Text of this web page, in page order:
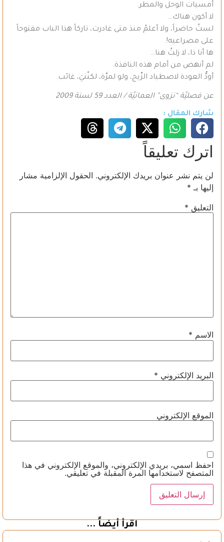
أمسيات الوحل والمطر.
لا أكون هناك…
لستُ حاضراً، ولا أعلمُ منذ متى غادرت، تاركاً هذا الباب مفتوحاً
على مصراعيه!.
ها أنا ذا، لا زلتُ هنا…
لم أنهض من أمام هذه النافذة.
أودُّ العودة لاصطياد الرِّيح، ولو لمرَّة، لكنّنيَ، غائب.
عن فصليَّة “نزوى” العمانيَّة / العدد 59 لسنة 2009
شارك المقال :
اترك تعليقاً
لن يتم نشر عنوان بريدك الإلكتروني. الحقول الإلزامية مشار
إليها بـ *
التعليق *
الاسم *
البريد الإلكتروني *
الموقع الإلكتروني
احفظ اسمي، بريدي الإلكتروني، والموقع الإلكتروني في هذا
المتصفح لاستخدامها المرة المقبلة في تعليقي.
اقرأ أيضاً ...